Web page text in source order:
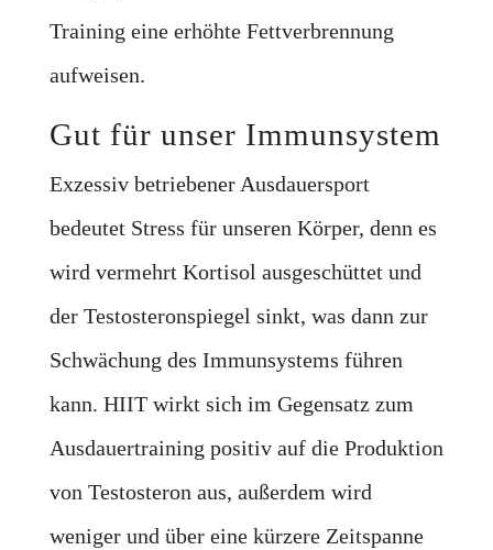
Training eine erhöhte Fettverbrennung
aufweisen.
Gut für unser Immunsystem
Exzessiv betriebener Ausdauersport
bedeutet Stress für unseren Körper, denn es
wird vermehrt Kortisol ausgeschüttet und
der Testosteronspiegel sinkt, was dann zur
Schwächung des Immunsystems führen
kann. HIIT wirkt sich im Gegensatz zum
Ausdauertraining positiv auf die Produktion
von Testosteron aus, außerdem wird
weniger und über eine kürzere Zeitspanne